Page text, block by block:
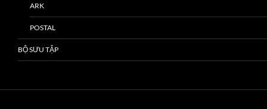
ARK
POSTAL
BỘ SƯU TẬP